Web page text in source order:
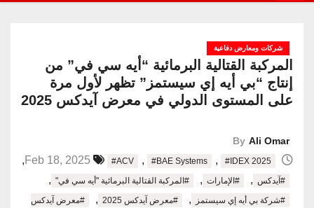
شركات ومعارض دفاعية
المركبة القتالية البرمائية “أيه سي في” من
إنتاج “بي أيه إي سيستمز” تظهر لأول مرة
على المستوى الدولي في معرض آيدكس 2025
By Ali Omar
#ACV , #BAE Systems , #IDEX 2025
,
#آيدكس , #الإمارات , #المركبة القتالية البرمائية "أيه سي في" ,
#شركة بي أيه إي سيستمز , #معرض آيدكس 2025 ,
#معرض آيدكس